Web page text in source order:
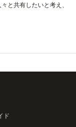
と共有したいと考え、
り、単なるアートにとど
ド